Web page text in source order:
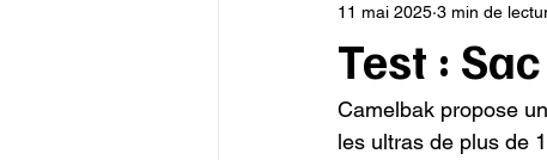
Test :
11 mai 2025 3 min de
Camelbak propose
les ultras de plus de